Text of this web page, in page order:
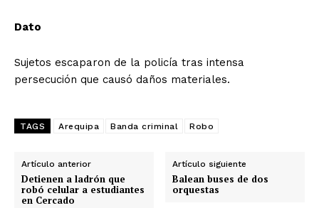
Dato
Sujetos escaparon de la policía tras intensa
persecución que causó daños materiales.
TAGS Arequipa Banda criminal Robo
Artículo anterior
Detienen a ladrón que
robó celular a estudiantes
en Cercado
Artículo siguiente
Balean buses de dos
orquestas